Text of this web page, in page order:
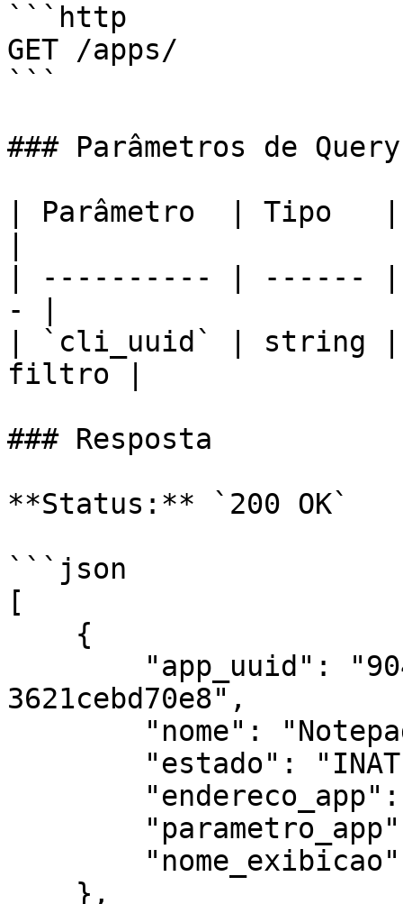
```http
GET /apps/
```
### Parâmetros de
| Parâmetro  | Tipo   |
| ---------- | ------
- |
| `cli_uuid` | string |
filtro |
### Resposta
**Status:** `200 OK`
```json
[
3621cebd70e8",